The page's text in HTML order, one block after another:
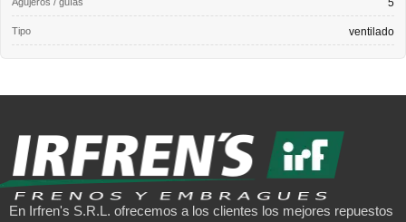
5
Tipo ventilado
En Irfren's S.R.L. ofrecemos a los clientes los mejores repuestos